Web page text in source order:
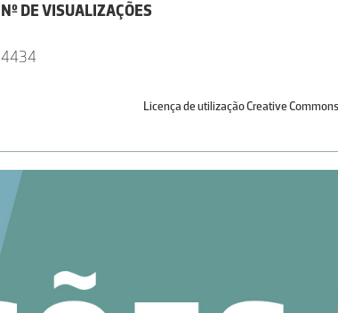
Nº DE VISUALIZAÇÕES
4434
Licença de utilização Creative